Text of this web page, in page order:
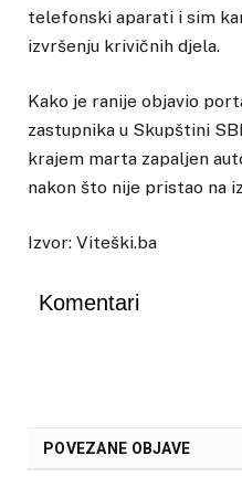
telefonski aparati i sim
izvršenju krivičnih djela.
Kako je ranije objavio
zastupnika u Skupštini
krajem marta zapaljen
nakon što nije pristao na
Izvor: Viteški.ba
Komentari
POVEZANE OBJAVE